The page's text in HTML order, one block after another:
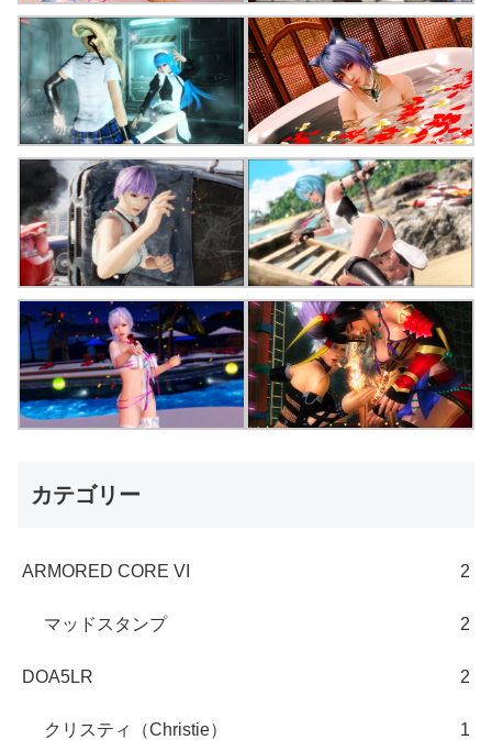
カテゴリー
ARMORED CORE VI 2
マッドスタンプ 2
DOA5LR 2
クリスティ（Christie） 1